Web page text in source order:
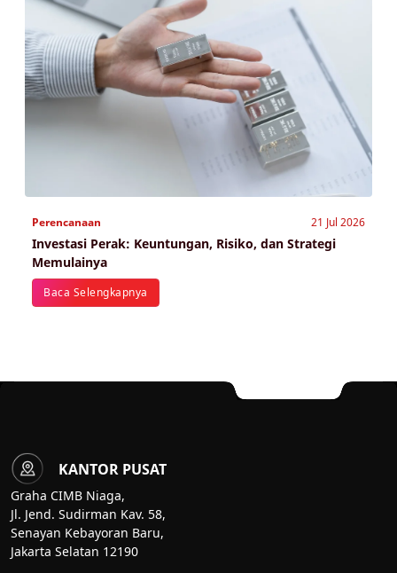
Perencanaan 21 Jul 2026
Investasi Perak: Keuntungan, Risiko, dan Strategi
Memulainya
Baca Selengkapnya
KANTOR PUSAT
Graha CIMB Niaga,
Jl. Jend. Sudirman Kav. 58,
Senayan Kebayoran Baru,
Jakarta Selatan 12190